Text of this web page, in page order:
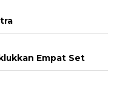
Empat Set